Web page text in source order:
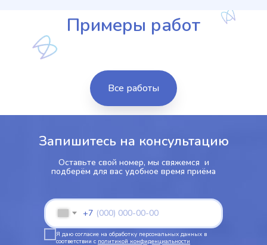
Примеры работ
Все работы
Запишитесь на консультацию
Оставьте свой номер, мы свяжемся и
подберём для вас удобное время приёма
+7
Я даю согласие на обработку персональных данных в
соответствии с политикой конфиденциальности